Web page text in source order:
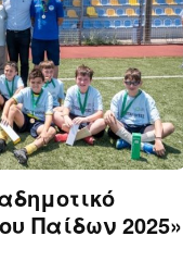
Παίδων 2025»